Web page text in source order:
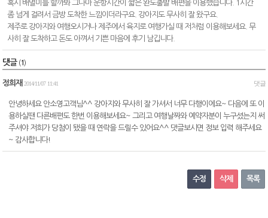
혹시 배멀미를 할까봐 그나마 운항시간이 짧은 완도출발 배편을 이용했습니다. 1시간
좀 넘게 걸려서 금방 도착한 느낌이더라구요. 강아지도 무사히 잘 왔구요.
제주로 강아지와 여행오시거나 제주에서 육지로 여행가실 때 저처럼 이용해보세요. 무
사히 잘 도착하고 돈도 아껴서 기쁜 마음에 후기 남깁니다.
댓글 (1 )
정희재 2014/11/07 11:41 댓글
안녕하세요 안소영고객님^^ 강아지와 무사히 잘 가셔서 너무 다행이에요~ 다음에 또 이
용하실땐 다른배편도 한번 이용해보세요~ 그리고 여행날짜와 예약자분이 누구셨는지 써
주셔야 저희가 당첨이 됐을 때 연락을 드릴수 있어요^^ 댓글보시면 정보 입력 해주세요
~ 감사합니다!
수정 삭제 목록